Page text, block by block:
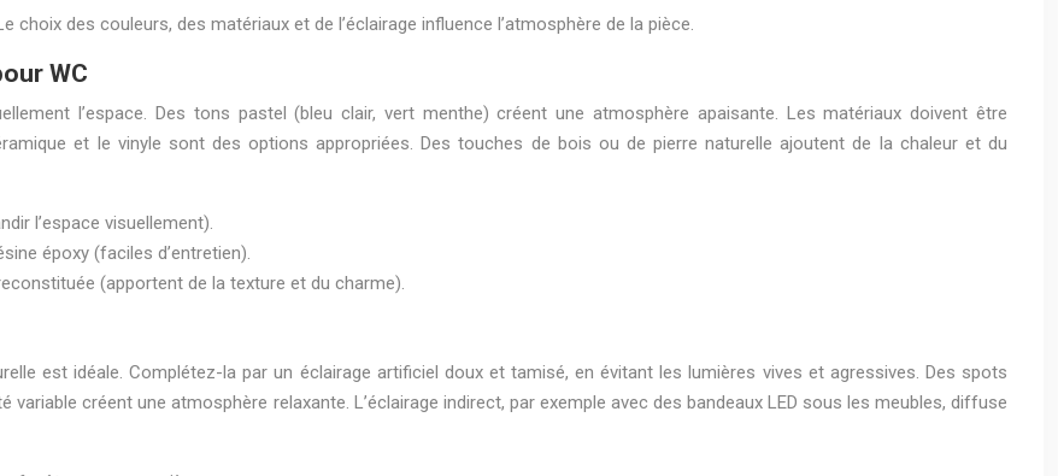
choix des couleurs, des matériaux et de l’éclairage influence l’atmosphère de la pièce.
WC
l’espace. Des tons pastel (bleu clair, vert menthe) créent une atmosphère apaisante. Les matériaux doivent être
et le vinyle sont des options appropriées. Des touches de bois ou de pierre naturelle ajoutent de la chaleur et du
l’espace visuellement).
époxy (faciles d’entretien).
(apportent de la texture et du charme).
est idéale. Complétez-la par un éclairage artificiel doux et tamisé, en évitant les lumières vives et agressives. Des spots
créent une atmosphère relaxante. L’éclairage indirect, par exemple avec des bandeaux LED sous les meubles, diffuse